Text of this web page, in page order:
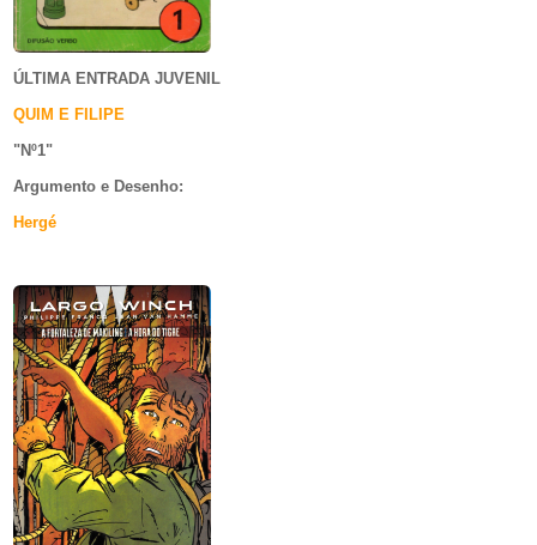
ÚLTIMA ENTRADA JUVENIL
QUIM E FILIPE
"Nº1"
Argumento e Desenho:
Hergé